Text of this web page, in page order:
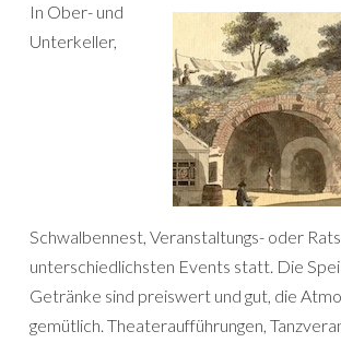
In Ober- und
Unterkeller,
Schwalbennest, Veranstaltungs- oder
unterschiedlichsten Events statt. Die
Getränke sind preiswert und gut, die
gemütlich. Theateraufführungen,